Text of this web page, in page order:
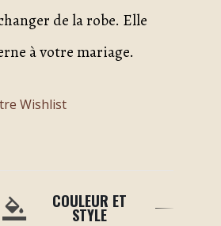
de la robe. Elle
à votre mariage.
Wishlist
COULEUR ET
STYLE